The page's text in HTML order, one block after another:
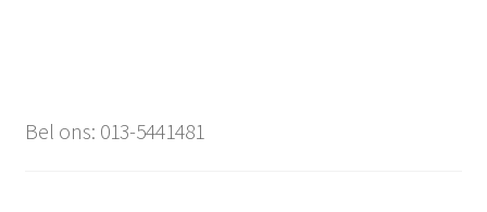
Bel ons: 013-5441481